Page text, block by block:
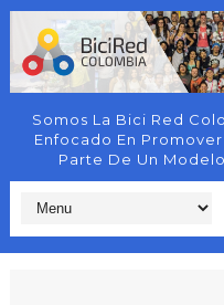
Somos La Bici Red
Enfocado En
Parte De Un